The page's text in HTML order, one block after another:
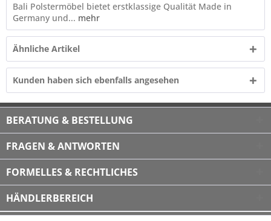
Bali Polstermöbel bietet erstklassige Qualität Made in
Germany und... mehr
Ähnliche Artikel
Kunden haben sich ebenfalls angesehen
BERATUNG & BESTELLUNG
FRAGEN & ANTWORTEN
FORMELLES & RECHTLICHES
HÄNDLERBEREICH